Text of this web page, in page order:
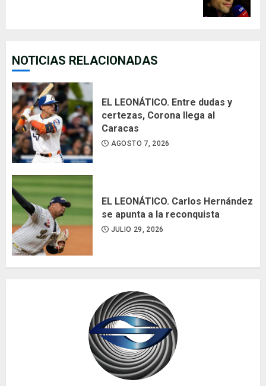
NOTICIAS RELACIONADAS
EL LEONÁTICO. Entre dudas y
certezas, Corona llega al
Caracas
AGOSTO 7, 2026
EL LEONÁTICO. Carlos Hernández
se apunta a la reconquista
JULIO 29, 2026